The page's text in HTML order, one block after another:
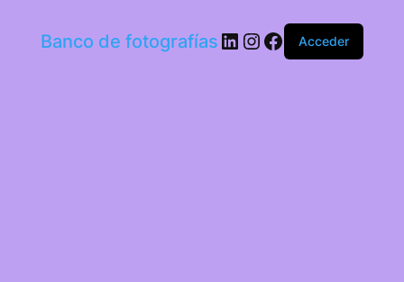
Banco de fotografías LinkedIn
Instagram
Facebook
Acceder